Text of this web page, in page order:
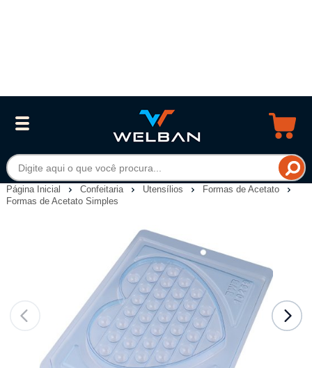
Página Inicial Confeitaria Utensílios
Formas de Acetato
Formas de Acetato Simples